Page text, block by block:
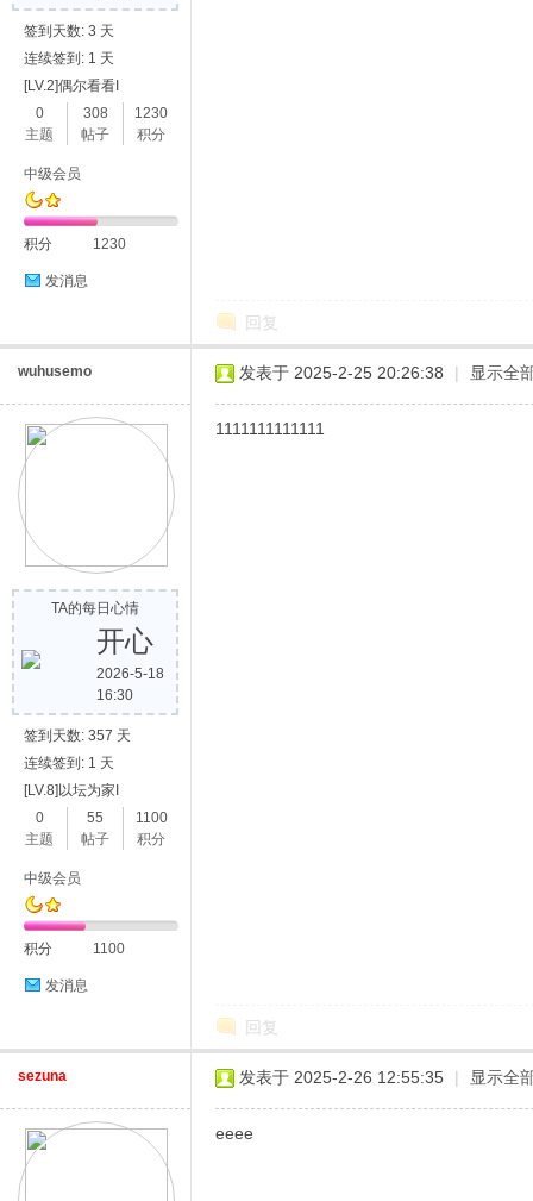
签到天数: 3 天
连续签到: 1 天
[LV.2]偶尔看看I
0
主题
308
帖子
1230
积分
中级会员
积分 1230
发消息
回复
wuhusemo
TA的每日心情
开心
2026-5-18
16:30
签到天数: 357 天
连续签到: 1 天
[LV.8]以坛为家I
0
主题
55
帖子
1100
积分
中级会员
积分 1100
发消息
发表于 2025-2-25 20:26:38 | 显示全
1111111111111
回复
sezuna 发表于 2025-2-26 12:55:35 | 显示全
eeee